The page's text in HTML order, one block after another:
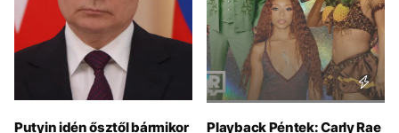
Putyin idén ősztől bármikor
Playback Péntek: Carly Rae